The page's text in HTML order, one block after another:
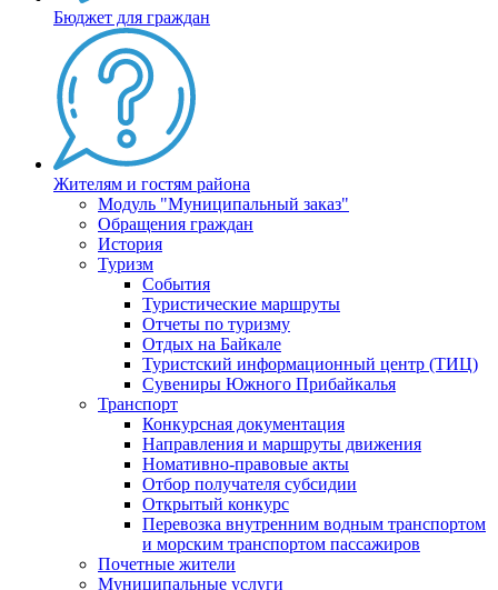
Бюджет для граждан
Жителям и гостям района
Модуль "Муниципальный заказ"
Обращения граждан
История
Туризм
События
Туристические маршруты
Отчеты по туризму
Отдых на Байкале
Туристский информационный центр (ТИЦ)
Сувениры Южного Прибайкалья
Транспорт
Конкурсная документация
Направления и маршруты движения
Номативно-правовые акты
Отбор получателя субсидии
Открытый конкурс
Перевозка внутренним водным транспортом
и морским транспортом пассажиров
Почетные жители
Муниципальные услуги